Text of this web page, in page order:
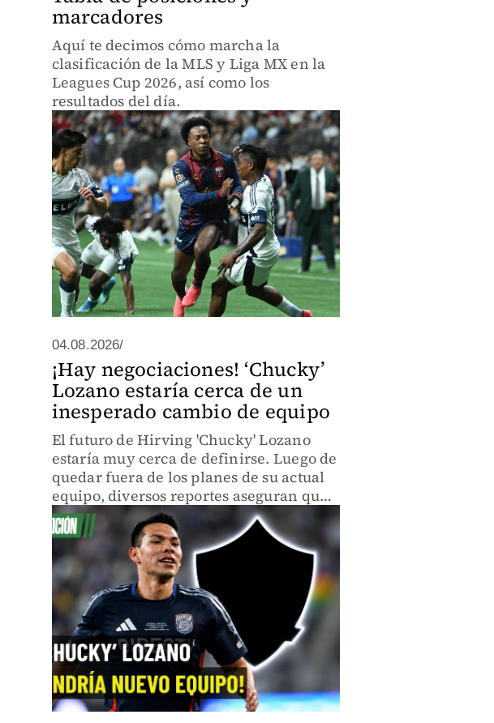
marcadores
Aquí te decimos cómo marcha la
clasificación de la MLS y Liga MX en la
Leagues Cup 2026, así como los
resultados del día.
04.08.2026/
¡Hay negociaciones! ‘Chucky’
Lozano estaría cerca de un
inesperado cambio de equipo
El futuro de Hirving 'Chucky' Lozano
estaría muy cerca de definirse. Luego de
quedar fuera de los planes de su actual
equipo, diversos reportes aseguran que
ya existen negociaciones avanzadas
para que el mexicano continúe su
carrera en otro club.